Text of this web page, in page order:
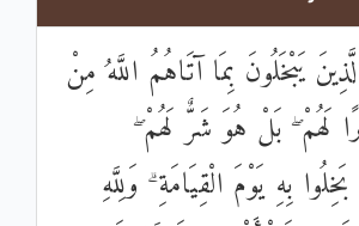
يَبْخَلُونَ بِمَا آتَاهُمُ اللَّهُ مِنْ
لَهُمْ ۖ بَلْ هُوَ شَرٌّ لَهُمْ
بِهِ يَوْمَ الْقِيَامَةِ ۗ وَلِلَّهِ